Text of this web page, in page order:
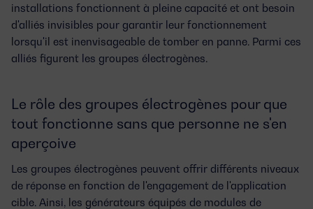
installations fonctionnent à pleine capacité et ont besoin
d'alliés invisibles pour garantir leur fonctionnement
lorsqu'il est inenvisageable de tomber en panne. Parmi ces
alliés figurent les groupes électrogènes.
Le rôle des groupes électrogènes pour que
tout fonctionne sans que personne ne s'en
aperçoive
Les groupes électrogènes peuvent offrir différents niveaux
de réponse en fonction de l'engagement de l'application
cible. Ainsi, les générateurs équipés de modules de